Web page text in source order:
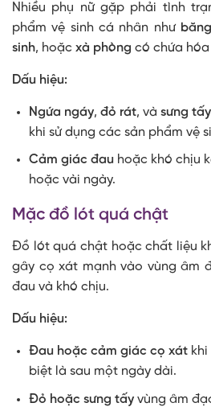
Nhiều phụ nữ gặp phải tình
phẩm vệ sinh cá nhân như
sinh, hoặc xà phòng có chứa
Dấu hiệu:
Ngứa ngáy, đỏ rát, và sưng tấy
khi sử dụng các sản phẩm vệ
Cảm giác đauhoặc khó chịu
hoặc vài ngày.
Mặc đồ lót quá chật
Đồ lót quá chật hoặc chất liệu
gây cọ xát mạnh vào vùng âm
đau và khó chịu.
Dấu hiệu:
Đau hoặc cảm giác cọ xátkhi
biệt là sau một ngày dài.
Đỏ hoặc sưng tấyvùng âm